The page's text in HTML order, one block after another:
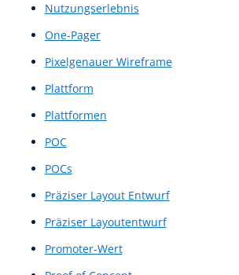
Mid-Fidelity-Wireframe
Mid-Fidelity-Wireframes
Mittlere Prototypen
Mittlerer Prototyp
Natural Language Understanding
Natürliches Sprachverstehen
Navigationsarchitektur